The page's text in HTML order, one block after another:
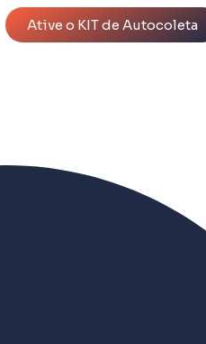
Ative o KIT de Autocoleta